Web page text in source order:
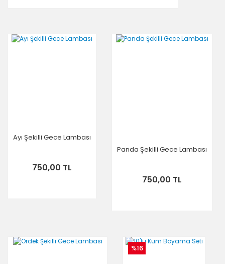
Ayı Şekilli Gece Lambası
750,00 TL
Panda Şekilli Gece Lambası
750,00 TL
%16